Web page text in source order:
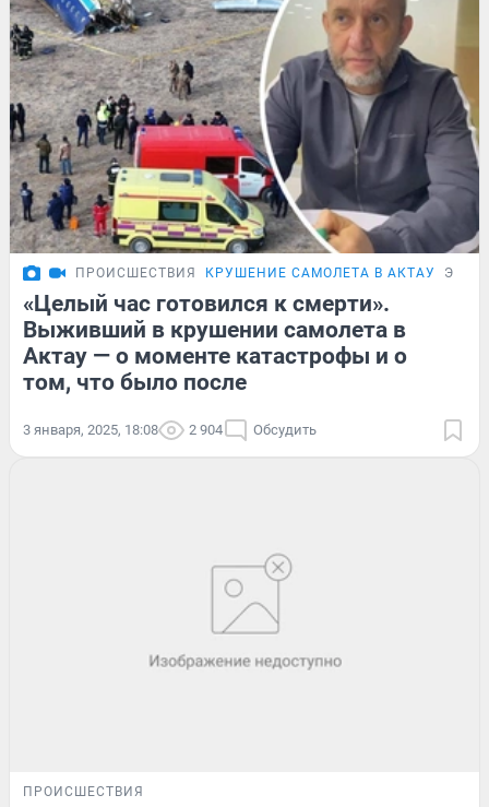
ПРОИСШЕСТВИЯ КРУШЕНИЕ САМОЛЕТА В АКТАУ
«Целый час готовился к смерти».
Выживший в крушении самолета в
Актау — о моменте катастрофы и о
том, что было после
3 января, 2025, 18:08 2 904 Обсудить
ПРОИСШЕСТВИЯ